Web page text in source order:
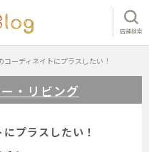
店舗検索
コーディネイトにプラスしたい！
・リビング
プラスしたい！